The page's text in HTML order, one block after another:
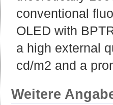
conventional
OLED with
a high external
cd/m2 and a
Weitere